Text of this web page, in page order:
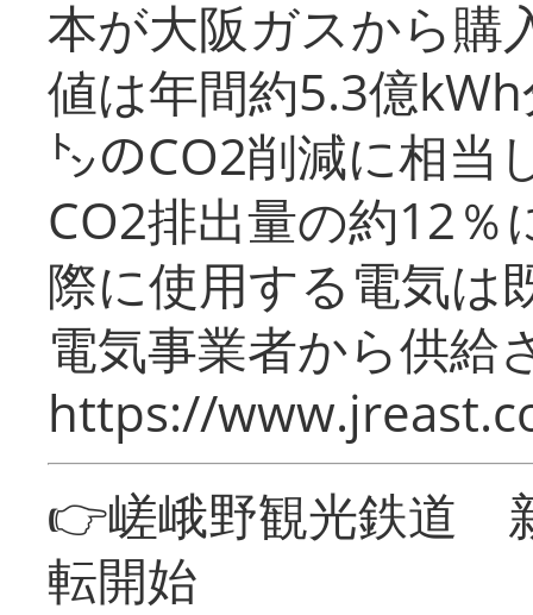
本が大阪ガスから購
値は年間約5.3億
㌧のCO2削減に相当
CO2排出量の約12％
際に使用する電気は
電気事業者から供給
https://
👉嵯峨野観光鉄道
転開始